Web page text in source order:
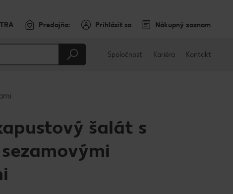
Predajňa: Prihlásiť sa Nákupný zoznam
Spoločnosť Kariéra Kontakt
šalát s